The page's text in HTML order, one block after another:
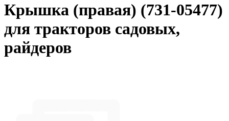
Крышка (правая) (731-05477)
для тракторов садовых,
райдеров